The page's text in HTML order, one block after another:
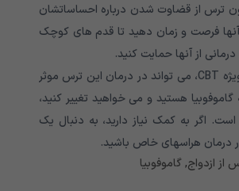
ترس از قضاوت شدن درباره احساساتشان
فرصت و زمان دهید تا قدم های کوچک
درمانی از آنها حمایت کنید.
روان درمانی، به ویژه CBT، می تواند در درمان این ترس موثر
گاموفوبیا هستید و می خواهید تغییر کنید،
است. اگر به کمک نیاز دارید، به دنبال یک
درمان هراسهای خاص باشید.
از ازدواج, گاموفوبیا